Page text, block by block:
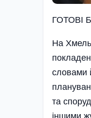
ГОТОВІ
На
словами
та
іншими